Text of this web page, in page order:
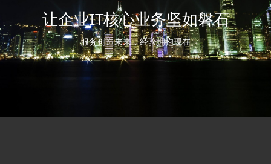
让企业IT核心业务坚如磐石
服务创造未来，经验拥抱现在